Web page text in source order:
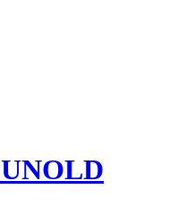
מכונת גלידה 2 ליטר UNOLD